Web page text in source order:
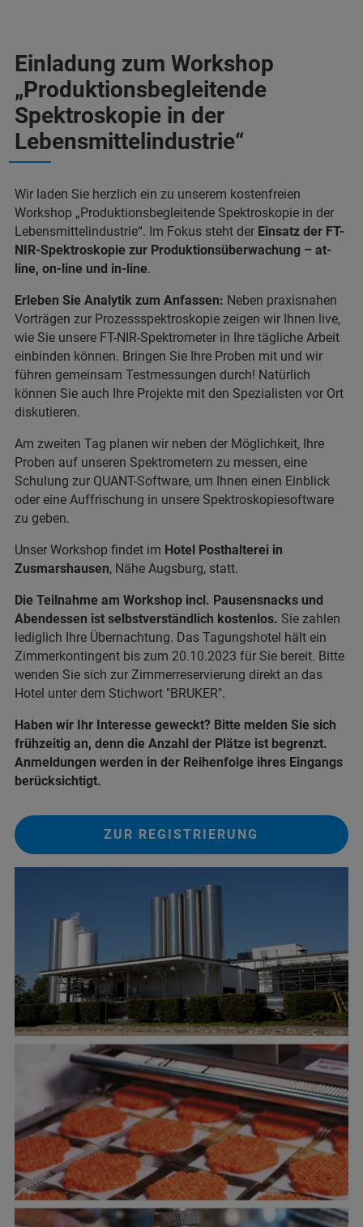
Einladung zum Workshop
„Produktionsbegleitende
Spektroskopie in der
Lebensmittelindustrie“
Wir laden Sie herzlich ein zu unserem kostenfreien
Workshop „Produktionsbegleitende Spektroskopie in der
Lebensmittelindustrie“. Im Fokus steht der Einsatz der FT-
NIR-Spektroskopie zur Produktionsüberwachung – at-
line, on-line und in-line.
Erleben Sie Analytik zum Anfassen: Neben praxisnahen
Vorträgen zur Prozessspektroskopie zeigen wir Ihnen live,
wie Sie unsere FT-NIR-Spektrometer in Ihre tägliche Arbeit
einbinden können. Bringen Sie Ihre Proben mit und wir
führen gemeinsam Testmessungen durch! Natürlich
können Sie auch Ihre Projekte mit den Spezialisten vor Ort
diskutieren.
Am zweiten Tag planen wir neben der Möglichkeit, Ihre
Proben auf unseren Spektrometern zu messen, eine
Schulung zur QUANT-Software, um Ihnen einen Einblick
oder eine Auffrischung in unsere Spektroskopiesoftware
zu geben.
Unser Workshop findet im Hotel Posthalterei in
Zusmarshausen, Nähe Augsburg, statt.
Die Teilnahme am Workshop incl. Pausensnacks und
Abendessen ist selbstverständlich kostenlos. Sie zahlen
lediglich Ihre Übernachtung. Das Tagungshotel hält ein
Zimmerkontingent bis zum 20.10.2023 für Sie bereit. Bitte
wenden Sie sich zur Zimmerreservierung direkt an das
Hotel unter dem Stichwort "BRUKER".
Haben wir Ihr Interesse geweckt? Bitte melden Sie sich
frühzeitig an, denn die Anzahl der Plätze ist begrenzt.
Anmeldungen werden in der Reihenfolge ihres Eingangs
berücksichtigt.
ZUR REGISTRIERUNG